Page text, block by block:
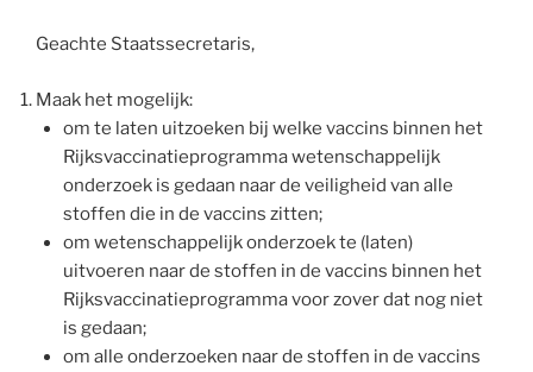
Geachte Staatssecretaris,
Maak het mogelijk:
om te laten uitzoeken bij welke vaccins binnen het
Rijksvaccinatieprogramma wetenschappelijk
onderzoek is gedaan naar de veiligheid van alle
stoffen die in de vaccins zitten;
om wetenschappelijk onderzoek te (laten)
uitvoeren naar de stoffen in de vaccins binnen het
Rijksvaccinatieprogramma voor zover dat nog niet
is gedaan;
om alle onderzoeken naar de stoffen in de vaccins